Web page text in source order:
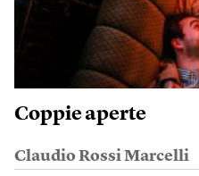
Coppie aperte
Claudio Rossi Marcelli